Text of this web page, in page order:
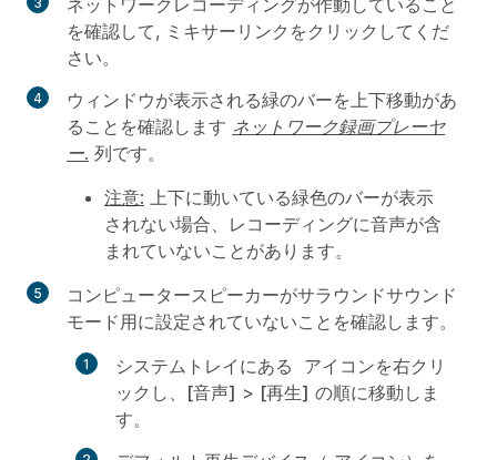
を確認して, ミキサー リンクをクリックしてくだ
さい。
ウィンドウが表示される緑のバーを上下移動があ
ることを確認します ネットワーク録画プレーヤ
ー. 列です。
注意: 上下に動いている緑色のバーが表示
されない場合、レコーディングに音声が含
まれていないことがあります。
コンピュータースピーカーがサラウンドサウンド
モード用に設定されていないことを確認します。
システムトレイにある
アイコンを右クリ
ックし、 [音声] > [再生] の順に移動しま
す。